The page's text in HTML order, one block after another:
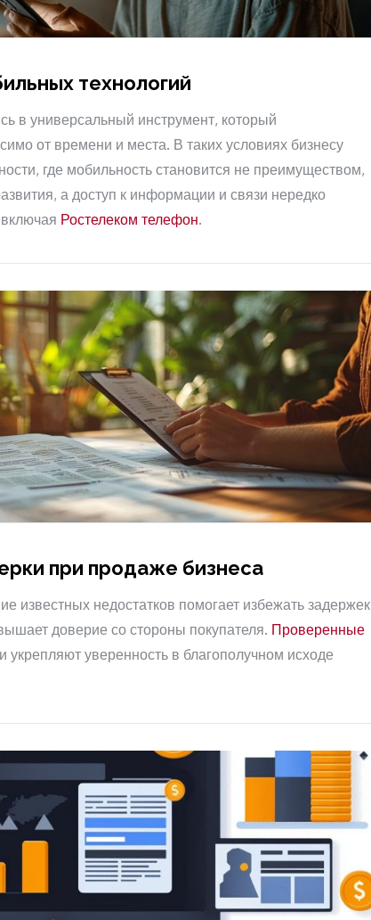
технологий
в универсальный инструмент, который
от времени и места. В таких условиях бизнесу
где мобильность становится не преимуществом,
а доступ к информации и связи нередко
Ростелеком телефон.
при продаже бизнеса
известных недостатков помогает избежать задержек
доверие со стороны покупателя. Проверенные
укрепляют уверенность в благополучном исходе